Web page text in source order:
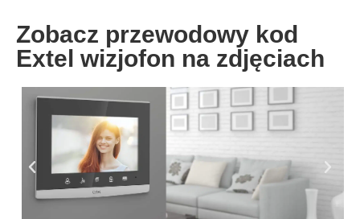
Zobacz przewodowy kod
Extel wizjofon na zdjęciach